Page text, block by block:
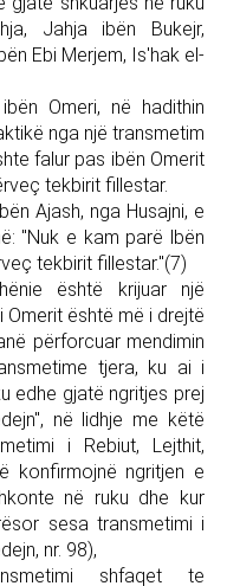
Jahja ibën Bukejr,
Ebi Merjem, Is'hak el-
Omeri, në hadithin
nga një transmetim
falur pas ibën Omerit
tekbirit fillestar.
Ajash, nga Husajni, e
"Nuk e kam parë lbën
tekbirit fillestar."(7)
është krijuar një
është më i drejtë
përforcuar mendimin
tjera, ku ai i
edhe gjatë ngritjes prej
në lidhje me këtë
i Rebiut, Lejthit,
konfirmojnë ngritjen e
në ruku dhe kur
sesa transmetimi i
nr. 98),
shfaqet te